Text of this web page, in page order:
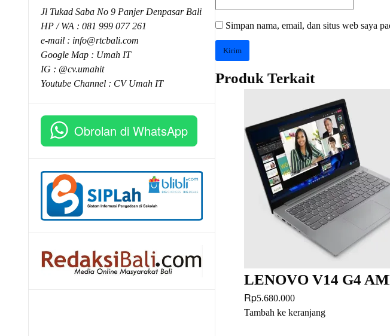
Simpan nama, email, dan situs web saya
Produk Terkait
LENOVO V14 G4
Rp5.680.000
Tambah ke keranjang
Jl Tukad Saba No 9 Panjer Denpasar Bali
HP / WA : 081 999 077 261
e-mail : info@rtcbali.com
Google Map : Umah IT
IG : @cv.umahit
Youtube Channel : CV Umah IT
Obrolan di WhatsApp